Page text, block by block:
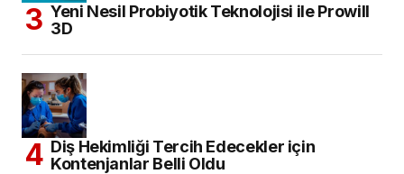
Yeni Nesil Probiyotik Teknolojisi ile Prowill
3D
Diş Hekimliği Tercih Edecekler için
Kontenjanlar Belli Oldu